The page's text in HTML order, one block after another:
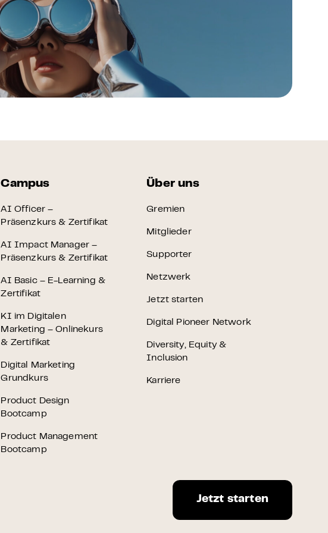
Campus
AI Officer –
Präsenzkurs & Zertifikat
AI Impact Manager –
Präsenzkurs & Zertifikat
AI Basic – E-Learning &
Zertifikat
KI im Digitalen
Marketing – Onlinekurs
& Zertifikat
Digital Marketing
Grundkurs
Product Design
Bootcamp
Product Management
Bootcamp
Über uns
Gremien
Mitglieder
Supporter
Netzwerk
Jetzt starten
Digital Pioneer Network
Diversity, Equity &
Inclusion
Karriere
Jetzt starten